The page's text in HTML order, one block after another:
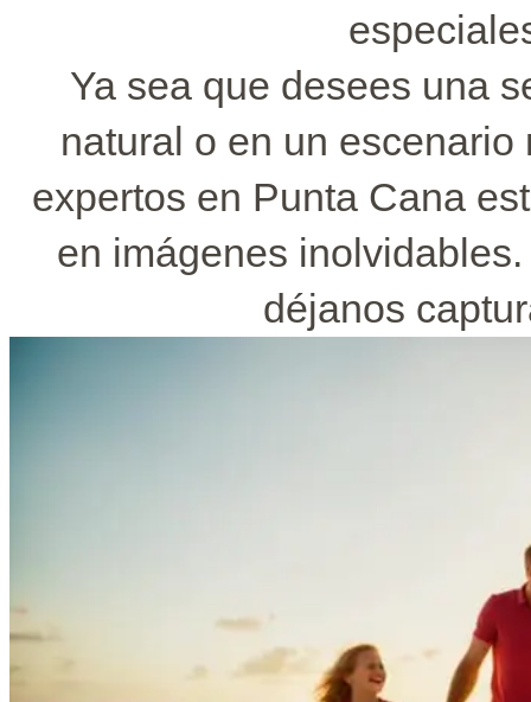
Ya sea que desees una
natural o en un
expertos en Punta Cana
en imágenes
déjanos